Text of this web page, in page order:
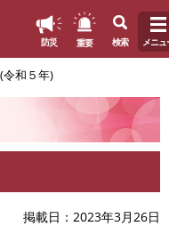
防災 重要 検索 メニュ
令和５年)
掲載日 2023年3月26日